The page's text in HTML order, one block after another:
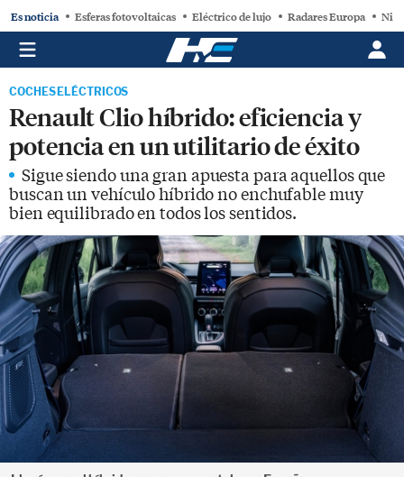
Es noticia Esferas fotovoltaicas Eléctrico de lujo Radares Europa
COCHES ELÉCTRICOS
Renault Clio híbrido: eficiencia y
potencia en un utilitario de éxito
Sigue siendo una gran apuesta para aquellos que
buscan un vehículo híbrido no enchufable muy
bien equilibrado en todos los sentidos.